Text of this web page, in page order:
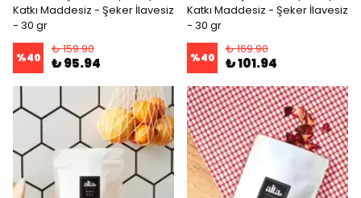
Katkı Maddesiz - Şeker İlavesiz
- 30 gr
%40
₺ 159.90
₺ 95.94
Katkı Maddesiz - Şeker İlavesiz
- 30 gr
%40
₺ 169.90
₺ 101.94